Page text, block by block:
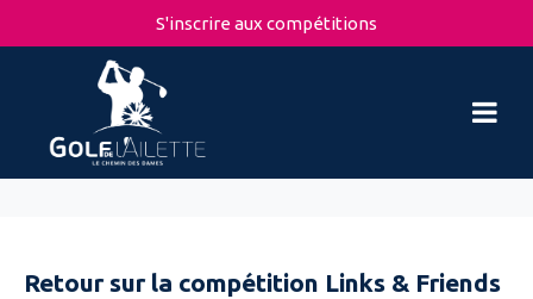
S'inscrire aux compétitions
Retour sur la compétition Links & Friends